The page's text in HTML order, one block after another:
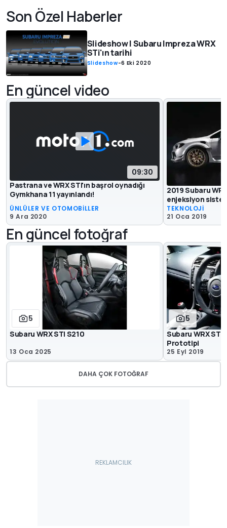
Son Özel Haberler
Slideshow | Subaru Impreza WRX
STi'ın tarihi
Slideshow-6 Eki 2020
En güncel video
09:30
Pastrana ve WRX STi'ın başrol oynadığı
Gymkhana 11 yayınlandı!
ÜNLÜLER VE OTOMOBİLLER
9 Ara 2020
2019 Subaru
enjeksiyon
TEKNOLOJİ
21 Oca 2019
En güncel fotoğraf
5
Subaru WRX STI S210
13 Oca 2025
5
Subaru WRX STI
Prototipi
25 Eyl 2019
DAHA ÇOK FOTOĞRAF